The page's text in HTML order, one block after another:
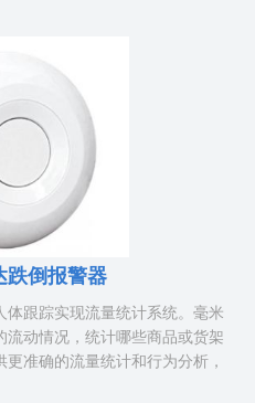
跌倒报警器
跟踪实现流量统计系统。毫米
动情况，统计哪些商品或货架
准确的流量统计和行为分析，